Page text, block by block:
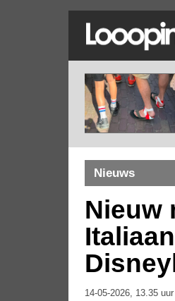
Nieuws
Nieuw
14-05-2026, 13.35 uur